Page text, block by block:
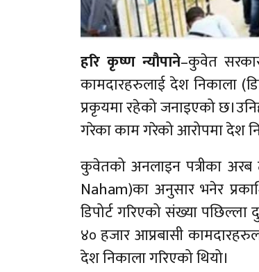
हरि कृष्ण न्यौपाने–कुवेत
कामदारहरुलाई देश निकाला
प्रकृयमा रहेको जनाइएको
गरेका काम गरेको आरोपमा देश
कुवेतको अनलाइन पत्रीका
Naham)का अनुसार भनेर
डिपोर्ट गरिएको संख्या
४० हजार आप्रबासी
देश निकाला गरिएको थियो।